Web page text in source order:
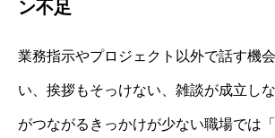
ン不足
業務指示やプロジェクト以外で話す機
い、挨拶もそっけない、雑談が成立し
がつながるきっかけが少ない職場では